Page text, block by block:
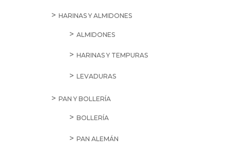
HARINAS Y ALMIDONES
ALMIDONES
HARINAS Y TEMPURAS
LEVADURAS
PAN Y BOLLERÍA
BOLLERÍA
PAN ALEMÁN